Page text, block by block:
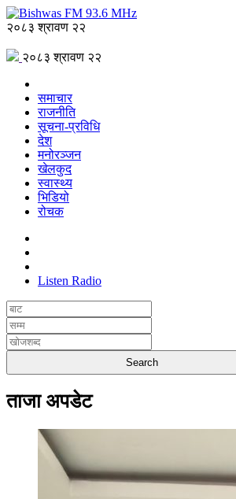
२०८३ श्रावण २२
२०८३ श्रावण २२
समाचार
राजनीति
सूचना-प्रविधि
देश
मनोरञ्जन
खेलकुद
स्वास्थ्य
भिडियो
रोचक
Listen Radio
ताजा अपडेट